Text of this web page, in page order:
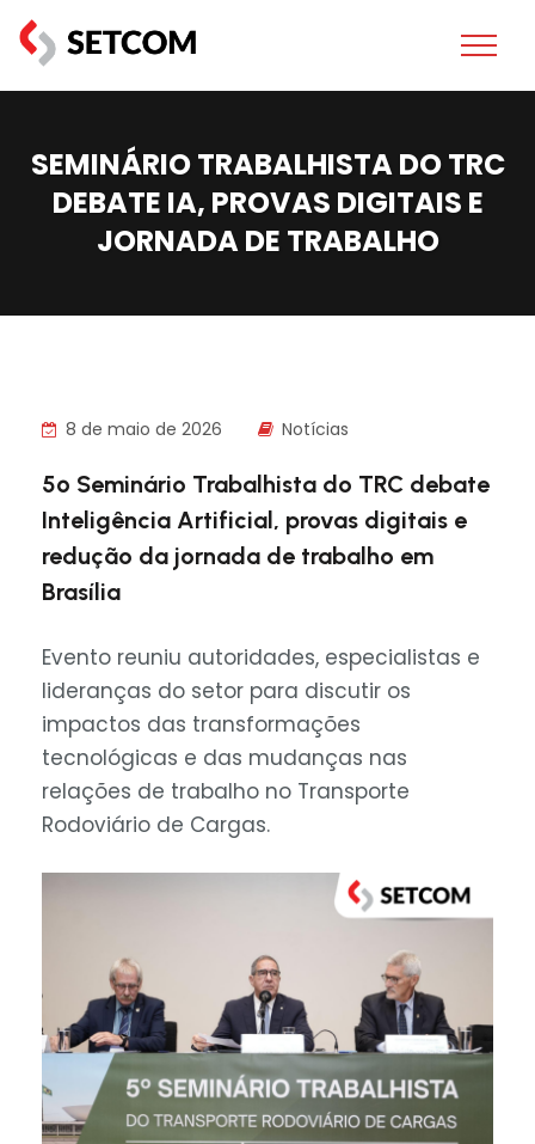
SEMINÁRIO TRABALHISTA DO TRC
DEBATE IA, PROVAS DIGITAIS E
JORNADA DE TRABALHO
8 de maio de 2026 Notícias
5º Seminário Trabalhista do TRC debate
Inteligência Artificial, provas digitais e
redução da jornada de trabalho em
Brasília
Evento reuniu autoridades, especialistas e
lideranças do setor para discutir os
impactos das transformações
tecnológicas e das mudanças nas
relações de trabalho no Transporte
Rodoviário de Cargas.